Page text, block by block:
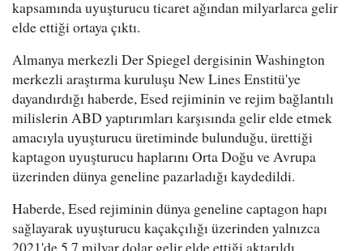
kapsamında uyuşturucu ticaret ağından milyarlarca gelir
elde ettiği ortaya çıktı.
Almanya merkezli Der Spiegel dergisinin Washington
merkezli araştırma kuruluşu New Lines Enstitü'ye
dayandırdığı haberde, Esed rejiminin ve rejim bağlantılı
milislerin ABD yaptırımları karşısında gelir elde etmek
amacıyla uyuşturucu üretiminde bulunduğu, ürettiği
kaptagon uyuşturucu haplarını Orta Doğu ve Avrupa
üzerinden dünya geneline pazarladığı kaydedildi.
Haberde, Esed rejiminin dünya geneline captagon hapı
sağlayarak uyuşturucu kaçakçılığı üzerinden yalnızca
2021'de 5.7 milyar dolar gelir elde ettiği aktarıldı.